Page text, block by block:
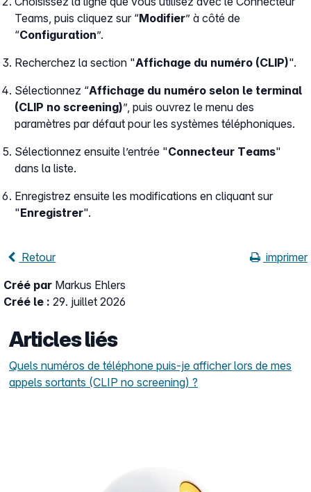
Teams, puis cliquez sur “Modifier” à côté de
“Configuration”.
Recherchez la section "Affichage du numéro (CLIP)".
Sélectionnez “Affichage du numéro selon le terminal
(CLIP no screening)”, puis ouvrez le menu des
paramètres par défaut pour les systèmes téléphoniques.
Sélectionnez ensuite l’entrée "Connecteur Teams"
dans la liste.
Enregistrez ensuite les modifications en cliquant sur
"Enregistrer".
Retour
imprimer
Créé par Markus Ehlers
Créé le : 29. juillet 2026
Articles liés
Quels numéros de téléphone puis-je afficher lors de mes
appels sortants (CLIP no screening) ?